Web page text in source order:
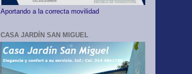
Aportando a la correcta movilidad
CASA JARDÍN SAN MIGUEL